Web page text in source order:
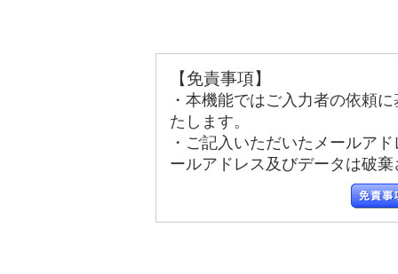
【免責事項】
・本機能ではご入力者の依頼
たします。
・ご記入いただいたメールア
ールアドレス及びデータは破